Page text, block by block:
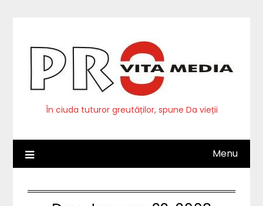
În ciuda tuturor greutăților, spune Da vieții
Menu